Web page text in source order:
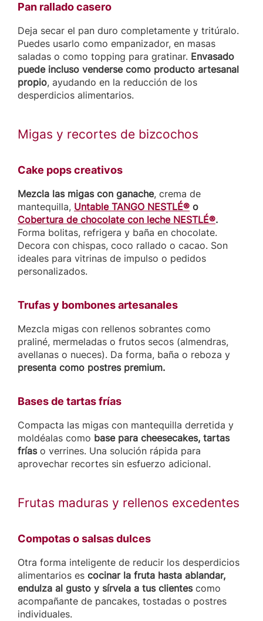
Pan rallado casero
Deja secar el pan duro completamente y tritúralo.
Puedes usarlo como empanizador, en masas
saladas o como topping para gratinar. Envasado
puede incluso venderse como producto artesanal
propio, ayudando en la reducción de los
desperdicios alimentarios.
Migas y recortes de bizcochos
Cake pops creativos
Mezcla las migas con ganache, crema de
mantequilla, Untable TANGO NESTLÉ® o
Cobertura de chocolate con leche NESTLÉ®.
Forma bolitas, refrigera y baña en chocolate.
Decora con chispas, coco rallado o cacao. Son
ideales para vitrinas de impulso o pedidos
personalizados.
Trufas y bombones artesanales
Mezcla migas con rellenos sobrantes como
praliné, mermeladas o frutos secos (almendras,
avellanas o nueces). Da forma, baña o reboza y
presenta como postres premium.
Bases de tartas frías
Compacta las migas con mantequilla derretida y
moldéalas como base para cheesecakes, tartas
frías o verrines. Una solución rápida para
aprovechar recortes sin esfuerzo adicional.
Frutas maduras y rellenos excedentes
Compotas o salsas dulces
Otra forma inteligente de reducir los desperdicios
alimentarios es cocinar la fruta hasta ablandar,
endulza al gusto y sírvela a tus clientescomo
acompañante de pancakes, tostadas o postres
individuales.